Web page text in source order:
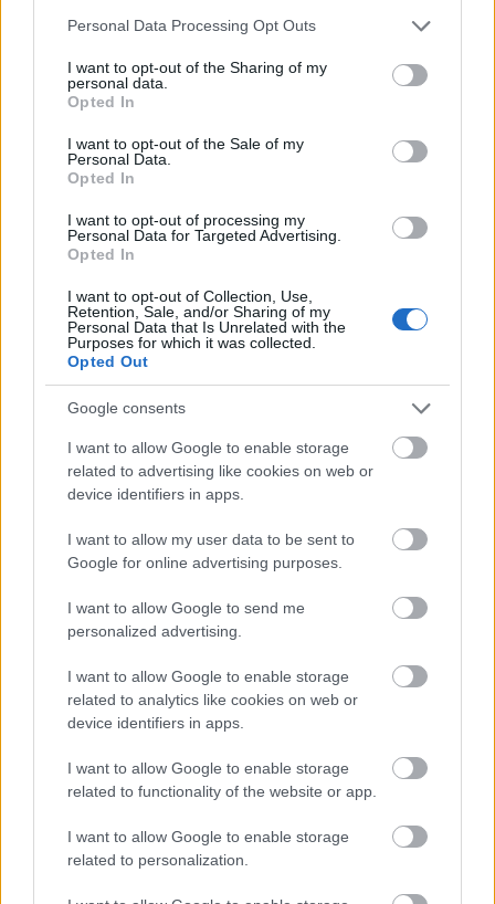
Please note that this website/app uses one or more Google
not limited to your visit or usage behaviour. You may click to
grant or deny consent to Google and its third-party tags to
use your data for below specified purposes in below Google
consent section.
Personal Data Processing Opt Outs
I want to opt-out of the Sharing of my
personal data.
Opted In
I want to opt-out of the Sale of my
Personal Data.
Opted In
I want to opt-out of processing my
Personal Data for Targeted Advertising.
Opted In
I want to opt-out of Collection, Use,
Retention, Sale, and/or Sharing of my
Personal Data that Is Unrelated with the
Purposes for which it was collected.
Opted Out
Google consents
I want to allow Google to enable storage
related to advertising like cookies on web or
device identifiers in apps.
I want to allow my user data to be sent to
Google for online advertising purposes.
I want to allow Google to send me
personalized advertising.
I want to allow Google to enable storage
related to analytics like cookies on web or
device identifiers in apps.
I want to allow Google to enable storage
related to functionality of the website or app.
I want to allow Google to enable storage
related to personalization.
például egy olasz-orosz csúcstalálkozón
Vlagyimir Putyinnak énekelt.
Zene Könnyűzene
„NEM TÖBB EZER EMBERRE UTAZUNK, HANEM
EGY VÁLOGATOTT TÁRSASÁGRA”
AZ EMBERSÉG ÜNNEPE